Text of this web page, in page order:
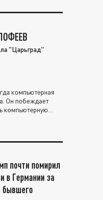
"Царьград"
компьютерная
Он побеждает
компьютерную
почти помирил
в Германии за
бывшего